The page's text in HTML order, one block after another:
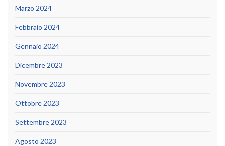
Marzo 2024
Febbraio 2024
Gennaio 2024
Dicembre 2023
Novembre 2023
Ottobre 2023
Settembre 2023
Agosto 2023